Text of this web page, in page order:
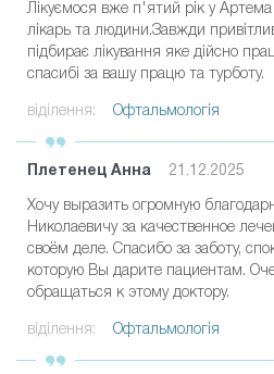
Лікуємося вже п'ятий рік у
лікарь та людини.Завжди
підбирає лікування яке дійсно
спасибі за вашу працю та турботу.
віділення: Офтальмологія
Плетенец Анна 21.12.2025
Хочу выразить огромную
Николаевичу за качественное
своём деле. Спасибо за заботу,
которую Вы дарите пациентам.
обращаться к этому доктору.
віділення: Офтальмологія